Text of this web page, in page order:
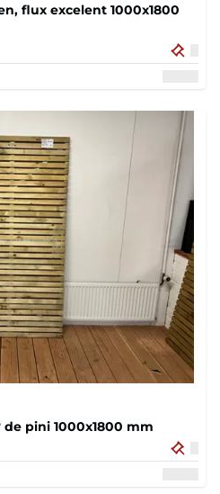
flux excelent 1000x1800
pini 1000x1800 mm